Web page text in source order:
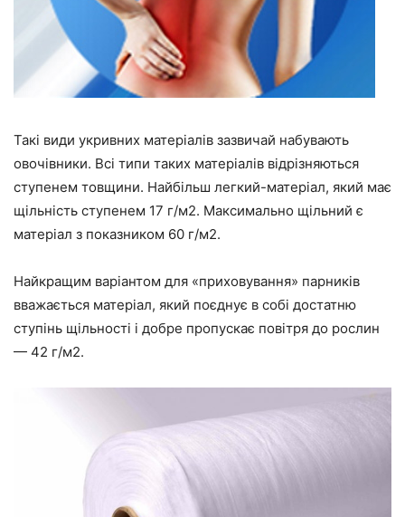
Такі види укривних матеріалів зазвичай набувають
овочівники. Всі типи таких матеріалів відрізняються
ступенем товщини. Найбільш легкий-матеріал, який має
щільність ступенем 17 г/м2. Максимально щільний є
матеріал з показником 60 г/м2.
Найкращим варіантом для «приховування» парників
вважається матеріал, який поєднує в собі достатню
ступінь щільності і добре пропускає повітря до рослин
— 42 г/м2.